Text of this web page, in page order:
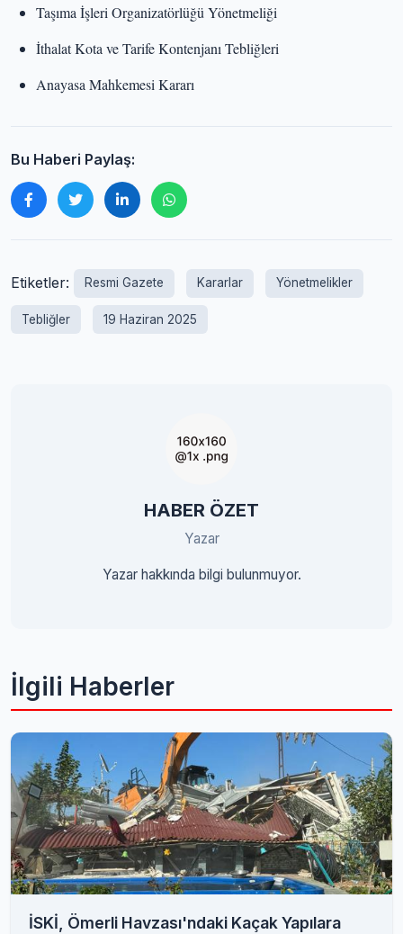
Taşıma İşleri Organizatörlüğü Yönetmeliği
İthalat Kota ve Tarife Kontenjanı Tebliğleri
Anayasa Mahkemesi Kararı
Bu Haberi Paylaş:
Etiketler: Resmi Gazete Kararlar Yönetmelikler
Tebliğler 19 Haziran 2025
HABER ÖZET
Yazar
Yazar hakkında bilgi bulunmuyor.
İlgili Haberler
İSKİ, Ömerli Havzası'ndaki Kaçak Yapılara